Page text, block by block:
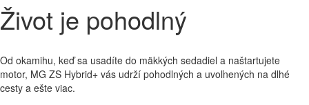
Život je pohodlný
Od okamihu, keď sa usadíte do mäkkých sedadiel a naštartujete
motor, MG ZS Hybrid+ vás udrží pohodlných a uvoľnených na dlhé
cesty a ešte viac.